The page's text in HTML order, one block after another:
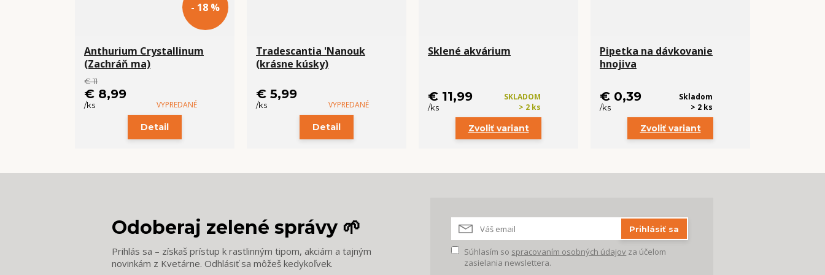
- 18 %
Anthurium Crystallinum
(Zachráň ma)
€ 11
€ 8,99
/ks VYPREDANÉ
Detail
Tradescantia 'Nanouk
(krásne kúsky)
€ 5,99
/ks VYPREDANÉ
Detail
Sklené akvárium
€ 11,99
/ks
SKLADOM
> 2 ks
Zvoliť variant
Pipetka na dávkovanie
hnojiva
€ 0,39
/ks
Skladom
> 2 ks
Zvoliť variant
Odoberaj zelené správy 🌱
Prihlás sa – získaš prístup k rastlinným tipom, akciám a tajným
novinkám z Kvetárne. Odhlásiť sa môžeš kedykoľvek.
Prihlásiť sa
Súhlasím so spracovaním osobných údajov za účelom
zasielania newslettera.